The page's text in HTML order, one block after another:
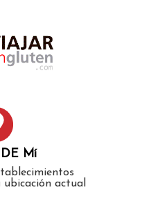
DE Mí
actual
for domain group
Please add it to
Manager to authorize